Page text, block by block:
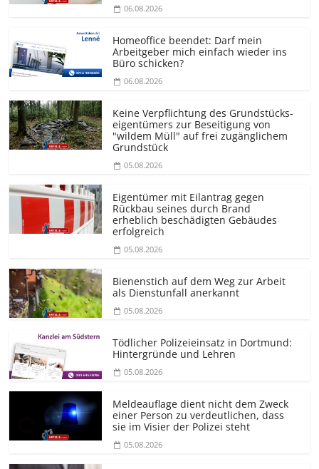
06.08.2026
Homeoffice beendet: Darf mein
Arbeitgeber mich einfach wieder ins
Büro schicken?
06.08.2026
Keine Verpflichtung des Grundstücks­
eigentümers zur Beseitigung von
"wildem Müll" auf frei zugänglichem
Grundstück
05.08.2026
Eigentümer mit Eilantrag gegen
Rückbau seines durch Brand
erheblich beschädigten Gebäudes
erfolgreich
05.08.2026
Bienenstich auf dem Weg zur Arbeit
als Dienstunfall anerkannt
05.08.2026
Tödlicher Polizeieinsatz in Dortmund:
Hintergründe und Lehren
05.08.2026
Meldeauflage dient nicht dem Zweck
einer Person zu verdeutlichen, dass
sie im Visier der Polizei steht
05.08.2026